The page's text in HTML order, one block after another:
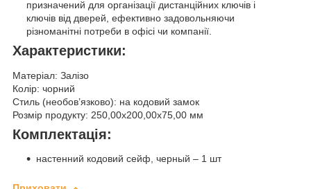
призначений для організації дистанційних ключів і
ключів від дверей, ефективно задовольняючи
різноманітні потреби в офісі чи компанії.
Характеристики:
Матеріал: Залізо
Колір: чорний
Стиль (необов’язково): на кодовий замок
Розмір продукту: 250,00x200,00x75,00 мм
Комплектація:
настенний кодовий сейф, черный – 1 шт